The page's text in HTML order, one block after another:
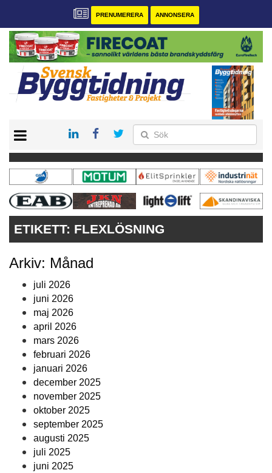
PRENUMERERA ANNONSERA
PRENUMERERA
VÅRA ANDRA MAGASIN
ANNONSERA
KONTAKT
ETIKETT: FLEXLÖSNING
Arkiv: Månad
juli 2026
juni 2026
maj 2026
april 2026
mars 2026
februari 2026
januari 2026
december 2025
november 2025
oktober 2025
september 2025
augusti 2025
juli 2025
juni 2025